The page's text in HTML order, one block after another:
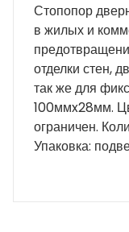
Стопопор
в жилых и
отделки стен,
так же для
100ммx28мм.
ограничен.
Упаковка: